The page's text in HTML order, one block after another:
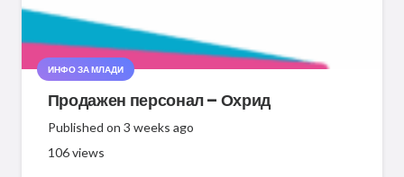
ИНФО ЗА МЛАДИ
Продажен персонал – Охрид
Published on 3 weeks ago
106views